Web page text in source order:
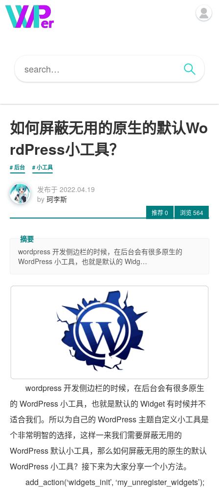
如何屏蔽无用的原生的默认Wo
rdPress小工具？
后台 小工具
发布于 2022.04.19
by 珂李斯
推荐0 浏览564
wordpress 开发侧边栏的时候，在后台会有很多原生的
WordPress 小工具，也就是默认的 Widg…
wordpress 开发侧边栏的时候，在后台会有很多原生
的 WordPress 小工具，也就是默认的 Widget 有时候并不
适合我们。所以为自己的 WordPress 主题自定义小工具是
个非常明智的选择，这样一来我们需要屏蔽无用的
WordPress 默认小工具，那么如何屏蔽无用的原生的默认
WordPress 小工具？接下来为大家分享一个小方法。
add_action(‘widgets_init’, ‘my_unregister_widgets’);